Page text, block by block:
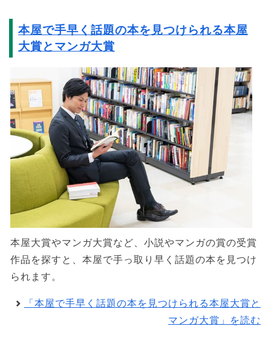
本屋で手早く話題の本を見つけられる本屋
大賞とマンガ大賞
本屋大賞やマンガ大賞など、小説やマンガの賞の受賞
作品を探すと、本屋で手っ取り早く話題の本を見つけ
られます。
「本屋で手早く話題の本を見つけられる本屋大賞と
マンガ大賞」を読む